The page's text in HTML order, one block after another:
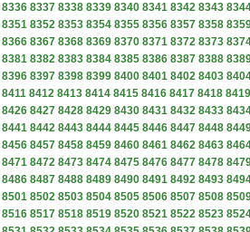
8336 8337 8338 8339 8340 8341 8342 8343
8351 8352 8353 8354 8355 8356 8357 8358
8366 8367 8368 8369 8370 8371 8372 8373
8381 8382 8383 8384 8385 8386 8387 8388
8396 8397 8398 8399 8400 8401 8402 8403
8411 8412 8413 8414 8415 8416 8417 8418 8419
8426 8427 8428 8429 8430 8431 8432 8433
8441 8442 8443 8444 8445 8446 8447 8448
8456 8457 8458 8459 8460 8461 8462 8463
8471 8472 8473 8474 8475 8476 8477 8478
8486 8487 8488 8489 8490 8491 8492 8493
8501 8502 8503 8504 8505 8506 8507 8508
8516 8517 8518 8519 8520 8521 8522 8523